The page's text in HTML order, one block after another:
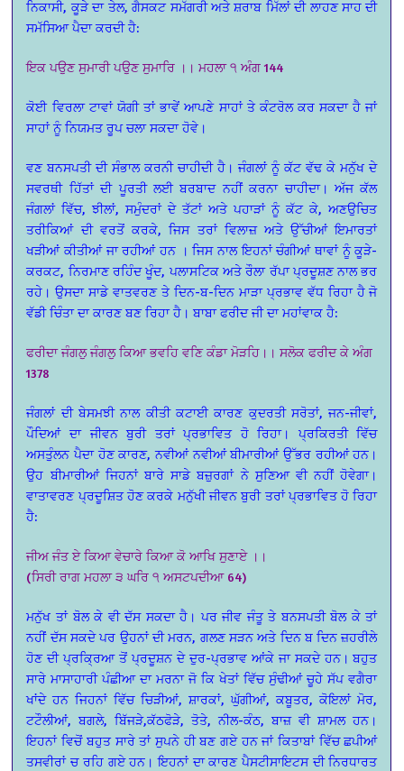
ਨਿਕਾਸੀ, ਕੂੜੇ ਦਾ ਤੇਲ, ਗੈਸਕਟ ਸਮੱਗਰੀ ਅਤੇ ਸ਼ਰਾਬ ਮਿੱਲਾਂ ਦੀ ਲਾਹਣ ਸਾਹ ਦੀ
ਸਮੱਸਿਆ ਪੈਦਾ ਕਰਦੀ ਹੈ:
ਇਕ ਪਉਣ ਸੁਮਾਰੀ ਪਉਣ ਸੁਮਾਰਿ ।। ਮਹਲਾ ੧ ਅੰਗ 144
ਕੋਈ ਵਿਰਲਾ ਟਾਵਾਂ ਯੋਗੀ ਤਾਂ ਭਾਵੇਂ ਆਪਣੇ ਸਾਹਾਂ ਤੇ ਕੰਟਰੋਲ ਕਰ ਸਕਦਾ ਹੈ ਜਾਂ
ਸਾਹਾਂ ਨੂੰ ਨਿਯਮਤ ਰੂਪ ਚਲਾ ਸਕਦਾ ਹੋਵੇ।
ਵਣ ਬਨਸਪਤੀ ਦੀ ਸੰਭਾਲ ਕਰਨੀ ਚਾਹੀਦੀ ਹੈ। ਜੰਗਲਾਂ ਨੂੰ ਕੱਟ ਵੱਢ ਕੇ ਮਨੁੱਖ ਦੇ
ਸਵਰਥੀ ਹਿੱਤਾਂ ਦੀ ਪੂਰਤੀ ਲਈ ਬਰਬਾਦ ਨਹੀਂ ਕਰਨਾ ਚਾਹੀਦਾ। ਅੱਜ ਕੱਲ
ਜੰਗਲਾਂ ਵਿੱਚ, ਝੀਲਾਂ, ਸਮੁੰਦਰਾਂ ਦੇ ਤੱਟਾਂ ਅਤੇ ਪਹਾੜਾਂ ਨੂੰ ਕੱਟ ਕੇ, ਅਣਉਚਿਤ
ਤਰੀਕਿਆਂ ਦੀ ਵਰਤੋਂ ਕਰਕੇ, ਜਿਸ ਤਰਾਂ ਵਿਲਾਜ਼ ਅਤੇ ਉੱਚੀਆਂ ਇਮਾਰਤਾਂ
ਖੜੀਆਂ ਕੀਤੀਆਂ ਜਾ ਰਹੀਆਂ ਹਨ । ਜਿਸ ਨਾਲ ਇਹਨਾਂ ਚੰਗੀਆਂ ਥਾਵਾਂ ਨੂੰ ਕੂੜੇ-
ਕਰਕਟ, ਨਿਰਮਾਣ ਰਹਿੰਦ ਖੂੰਦ, ਪਲਾਸਟਿਕ ਅਤੇ ਰੌਲਾ ਰੱਪਾ ਪ੍ਰਦੂਸ਼ਣ ਨਾਲ ਭਰ
ਰਹੇ। ਉਸਦਾ ਸਾਡੇ ਵਾਤਵਰਣ ਤੇ ਦਿਨ-ਬ-ਦਿਨ ਮਾੜਾ ਪ੍ਰਭਾਵ ਵੱਧ ਰਿਹਾ ਹੈ ਜੋ
ਵੱਡੀ ਚਿੰਤਾ ਦਾ ਕਾਰਣ ਬਣ ਰਿਹਾ ਹੈ। ਬਾਬਾ ਫਰੀਦ ਜੀ ਦਾ ਮਹਾਂਵਾਕ ਹੈ:
ਫਰੀਦਾ ਜੰਗਲੁ ਜੰਗਲੁ ਕਿਆ ਭਵਹਿ ਵਣਿ ਕੰਡਾ ਮੋੜਹਿ।। ਸਲੋਕ ਫਰੀਦ ਕੇ ਅੰਗ
1378
ਜੰਗਲਾਂ ਦੀ ਬੇਸਮਝੀ ਨਾਲ ਕੀਤੀ ਕਟਾਈ ਕਾਰਣ ਕੁਦਰਤੀ ਸਰੋਤਾਂ, ਜਨ-ਜੀਵਾਂ,
ਪੌਦਿਆਂ ਦਾ ਜੀਵਨ ਬੁਰੀ ਤਰਾਂ ਪ੍ਰਭਾਵਿਤ ਹੋ ਰਿਹਾ। ਪ੍ਰਕਿਰਤੀ ਵਿੱਚ
ਅਸਤੁੰਲਨ ਪੈਦਾ ਹੋਣ ਕਾਰਣ, ਨਵੀਆਂ ਨਵੀਆਂ ਬੀਮਾਰੀਆਂ ਉੱਭਰ ਰਹੀਆਂ ਹਨ।
ਉਹ ਬੀਮਾਰੀਆਂ ਜਿਹਨਾਂ ਬਾਰੇ ਸਾਡੇ ਬਜ਼ੁਰਗਾਂ ਨੇ ਸੁਣਿਆ ਵੀ ਨਹੀਂ ਹੋਵੇਗਾ।
ਵਾਤਾਵਰਣ ਪ੍ਰਦੂਸ਼ਿਤ ਹੋਣ ਕਰਕੇ ਮਨੁੱਖੀ ਜੀਵਨ ਬੁਰੀ ਤਰਾਂ ਪ੍ਰਭਾਵਿਤ ਹੋ ਰਿਹਾ
ਹੈ:
ਜੀਅ ਜੰਤ ਏ ਕਿਆ ਵੇਚਾਰੇ ਕਿਆ ਕੋ ਆਖਿ ਸੁਣਾਏ ।।
(ਸਿਰੀ ਰਾਗ ਮਹਲਾ ੩ ਘਰਿ ੧ ਅਸਟਪਦੀਆ 64)
ਮਨੁੱਖ ਤਾਂ ਬੋਲ ਕੇ ਵੀ ਦੱਸ ਸਕਦਾ ਹੈ। ਪਰ ਜੀਵ ਜੰਤੂ ਤੇ ਬਨਸਪਤੀ ਬੋਲ ਕੇ ਤਾਂ
ਨਹੀਂ ਦੱਸ ਸਕਦੇ ਪਰ ਉਹਨਾਂ ਦੀ ਮਰਨ, ਗਲਣ ਸੜਨ ਅਤੇ ਦਿਨ ਬ ਦਿਨ ਜ਼ਹਰੀਲੇ
ਹੋਣ ਦੀ ਪ੍ਰਕ੍ਰਿਆ ਤੋਂ ਪ੍ਰਦੂਸ਼ਨ ਦੇ ਦੁਰ-ਪ੍ਰਭਾਵ ਆਂਕੇ ਜਾ ਸਕਦੇ ਹਨ। ਬਹੁਤ
ਸਾਰੇ ਮਾਸਾਹਾਰੀ ਪੰਛੀਆ ਦਾ ਮਰਨਾ ਜੋ ਕਿ ਖੇਤਾਂ ਵਿੱਚ ਸੁੰਢੀਆਂ ਚੂਹੇ ਸੱਪ ਵਗੈਰਾ
ਖਾਂਦੇ ਹਨ ਜਿਹਨਾਂ ਵਿੱਚ ਚਿੜੀਆਂ, ਸ਼ਾਰਕਾਂ, ਘੁੱਗੀਆਂ, ਕਬੂਤਰ, ਕੋਇਲਾਂ ਮੋਰ,
ਟਟੌਲੀਆਂ, ਬਗਲੇ, ਬਿੱਜੜੇ,ਕੱਠਫੋੜੇ, ਤੋਤੇ, ਨੀਲ-ਕੰਠ, ਬਾਜ਼ ਵੀ ਸ਼ਾਮਲ ਹਨ।
ਇਹਨਾਂ ਵਿਚੋਂ ਬਹੁਤ ਸਾਰੇ ਤਾਂ ਸੁਪਨੇ ਹੀ ਬਣ ਗਏ ਹਨ ਜਾਂ ਕਿਤਾਬਾਂ ਵਿੱਚ ਛਪੀਆਂ
ਤਸਵੀਰਾਂ ਚ ਰਹਿ ਗਏ ਹਨ। ਇਹਨਾਂ ਦਾ ਕਾਰਣ ਪੈਸਟੀਸਾਇਟਸ ਦੀ ਨਿਰਧਾਰਤ